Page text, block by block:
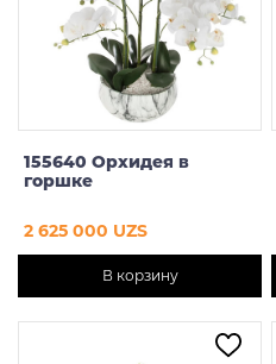
155640 Орхидея в
горшке
2 625 000 UZS
В корзину